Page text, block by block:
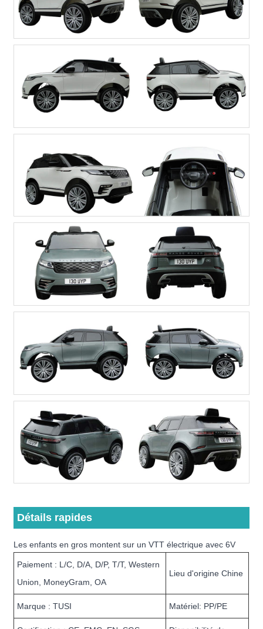
Détails rapides
Les enfants en gros montent sur un VTT électrique avec 6V
Paiement : L/C, D/A, D/P, T/T, Western
Union, MoneyGram, OA
Lieu d'origine Chine
Marque : TUSI Matériel: PP/PE